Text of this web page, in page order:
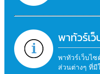
พาทัวร์เ
พาทัวร์เว็บไ
ส่วนต่างๆ ที่มี